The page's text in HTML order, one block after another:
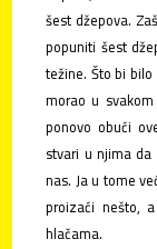
šest džepova.
popuniti šest
težine. Što bi
morao u
ponovo obući
stvari u njima
nas. Ja u tome
proizaći nešto,
hlačama.